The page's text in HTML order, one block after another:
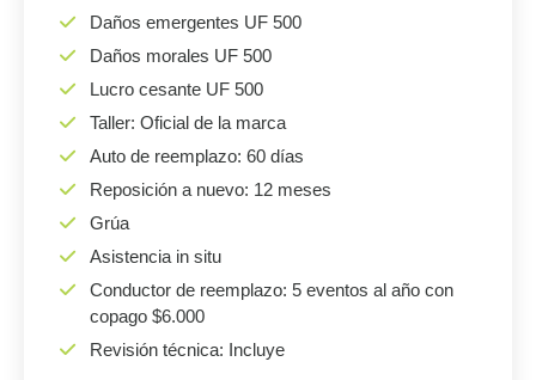
Daños emergentes UF 500
Daños morales UF 500
Lucro cesante UF 500
Taller: Oficial de la marca
Auto de reemplazo: 60 días
Reposición a nuevo: 12 meses
Grúa
Asistencia in situ
Conductor de reemplazo: 5 eventos al año con
copago $6.000
Revisión técnica: Incluye